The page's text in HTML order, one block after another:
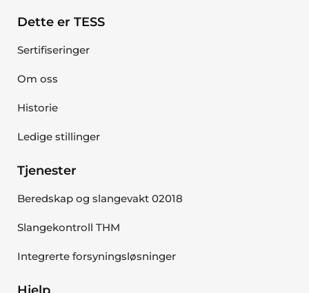
Dette er TESS
Sertifiseringer
Om oss
Historie
Ledige stillinger
Tjenester
Beredskap og slangevakt 02018
Slangekontroll THM
Integrerte forsyningsløsninger
Hjelp